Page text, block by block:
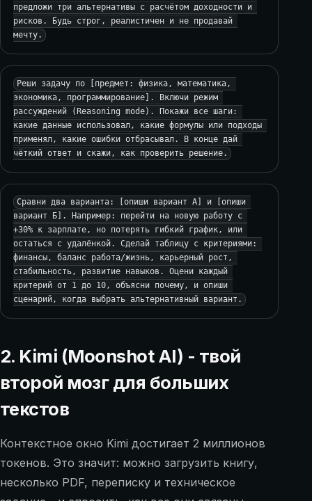
предложи три альтернативы с расчётом доходности и
рисков. Будь строг, реалистичен и не продавай
мечту.
Реши задачу по [предмет: физика, математика,
экономика, программирование]. Включи режим
рассуждений (Reasoning mode). Покажи все шаги:
какие данные использовал, какие формулы или подходы
применял, какие ошибки отбрасывал. В конце дай
чёткий ответ и скажи, как проверить решение.
Сравни два варианта: [опиши вариант А] и [опиши
вариант Б]. Например: перейти на новую работу с
+30% к зарплате, но потерять гибкий график, или
остаться с удалёнкой. Сделай таблицу с критериями:
финансы, баланс работа/жизнь, карьерный рост,
стабильность, развитие навыков. Оцени каждый
критерий от 1 до 10, объясни почему, и опиши
сценарий, когда выбрать альтернативный вариант.
2. Kimi (Moonshot AI) - твой
второй мозг для больших
текстов
Контекстное окно Kimi достигает 2 миллионов
токенов. Это значит: можно загрузить книгу,
несколько PDF, переписку и техническое